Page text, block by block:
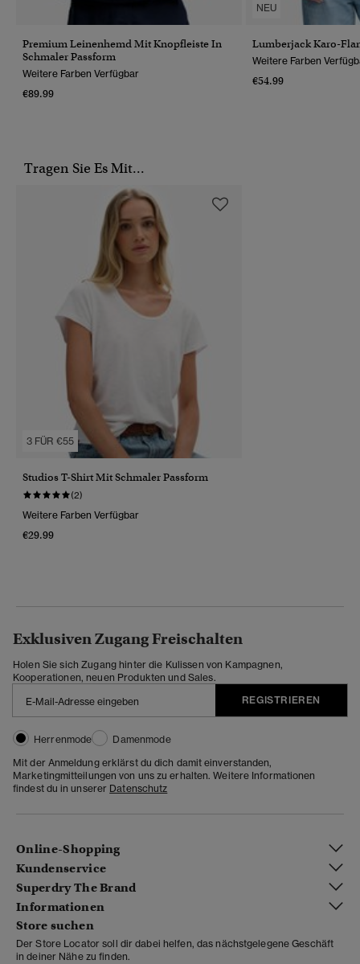
Premium Leinenhemd Mit Knopfleiste In
Schmaler Passform
Weitere Farben Verfügbar
€89.99
NEU
Lumberjack Karo-
Weitere Farben
€54.99
Tragen Sie Es Mit...
3 FÜR €55
Studios T-Shirt Mit Schmaler Passform
(2)
Weitere Farben Verfügbar
€29.99
Exklusiven Zugang Freischalten
Holen Sie sich Zugang hinter die Kulissen von Kampagnen,
Kooperationen, neuen Produkten und Sales.
REGISTRIEREN
Herrenmode
Damenmode
Mit der Anmeldung erklärst du dich damit einverstanden,
Marketingmitteilungen von uns zu erhalten. Weitere Informationen
findest du in unserer Datenschutz
Online-Shopping
Kundenservice
Superdry The Brand
Informationen
Store suchen
Der Store Locator soll dir dabei helfen, das nächstgelegene Geschäft
in deiner Nähe zu finden.